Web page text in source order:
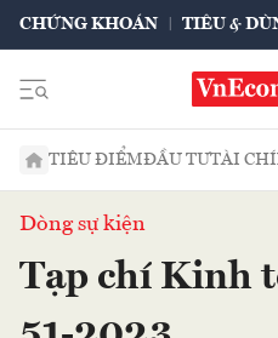
CHỨNG KHOÁN TIÊU &
TIÊU ĐIỂMĐẦU TƯTÀI
Dòng sự kiện
Tạp chí Kinh